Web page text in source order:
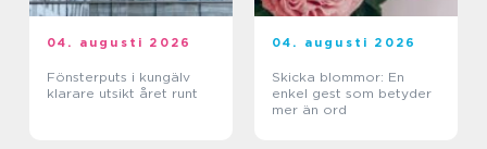
04. augusti 2026
Fönsterputs i kungälv
klarare utsikt året runt
04. augusti 2026
Skicka blommor: En
enkel gest som betyder
mer än ord